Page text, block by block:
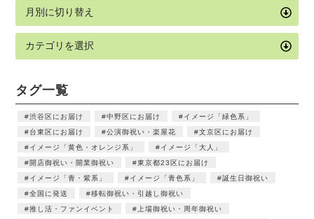
タグ一覧
渋谷区にお届け 中野区にお届け
イメージ「緑色系」
台東区にお届け
公演御祝い・楽屋花
文京区にお届け
イメージ「黄色・オレンジ系」
イメージ「大人」
開店御祝い・開業御祝い
東京都23区にお届け
イメージ「青・紫系」
イメージ「青色系」
誕生日御祝い
全国に発送
移転御祝い・引越し御祝い
推し活・ファンイベント
上場御祝い・周年御祝い